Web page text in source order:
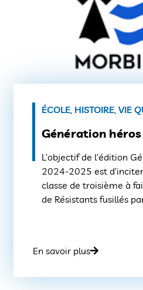
ÉCOLE, HISTOIRE, VIE
Génération héros
L’objectif de l’édition
2024-2025 est
classe de troisième à
de Résistants fusillés
d’entre eux. Il s’agit de
En savoir plus